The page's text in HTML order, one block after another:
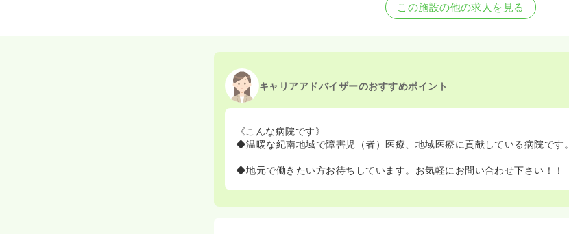
この施設の他の求人を見る
キャリアアドバイザーのおすすめポイント
《こんな病院です》
◆温暖な紀南地域で障害児（者）医療、地域医療に貢献している病院です。
◆地元で働きたい方お待ちしています。お気軽にお問い合わせ下さい！！